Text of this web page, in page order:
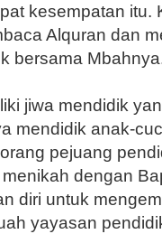
kesempatan itu.
Alquran dan
bersama
jiwa mendidik
mendidik anak-
pejuang
dengan
diri untuk
yayasan